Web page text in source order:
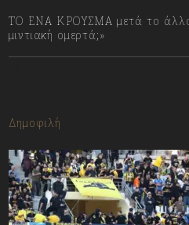
ΤΟ ΕΝΑ ΚΡΟΥΣΜΑ μετά το
μιντιακή ομερτά;»
Δημοφιλή